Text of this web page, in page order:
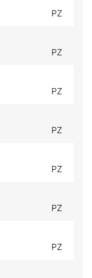
PZ
PZ
PZ
PZ
PZ
PZ
PZ